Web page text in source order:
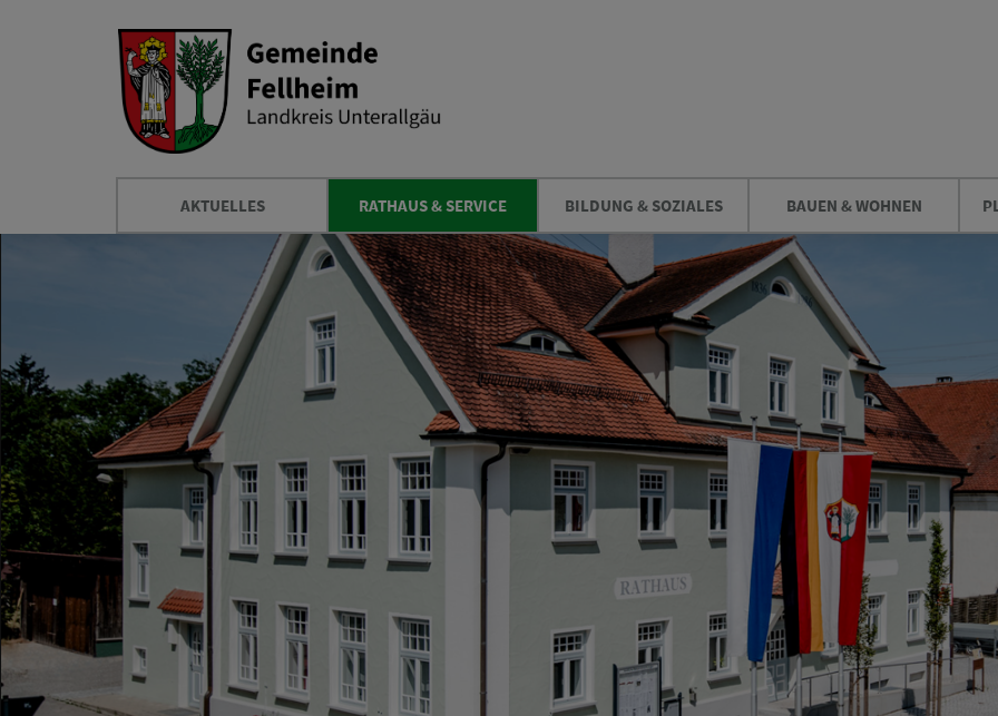
AKTUELLES RATHAUS & SERVICE BILDUNG & SOZIALES BAUEN & WOHNEN